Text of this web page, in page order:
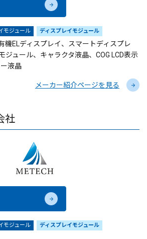
モジュール ディスプレイモジュール
機ELディスプレイ、スマートディスプレ
ジュール、キャラクタ液晶、COG LCD表示
液晶
メーカー紹介ページを見る
社
モジュール
ディスプレイモジュール